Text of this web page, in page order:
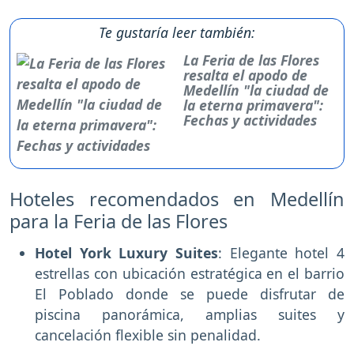
Te gustaría leer también:
La Feria de las Flores
resalta el apodo de
Medellín "la ciudad de
la eterna primavera":
Fechas y actividades
Hoteles recomendados en Medellín
para la Feria de las Flores
Hotel York Luxury Suites: Elegante hotel 4
estrellas con ubicación estratégica en el barrio
El Poblado donde se puede disfrutar de
piscina panorámica, amplias suites y
cancelación flexible sin penalidad.